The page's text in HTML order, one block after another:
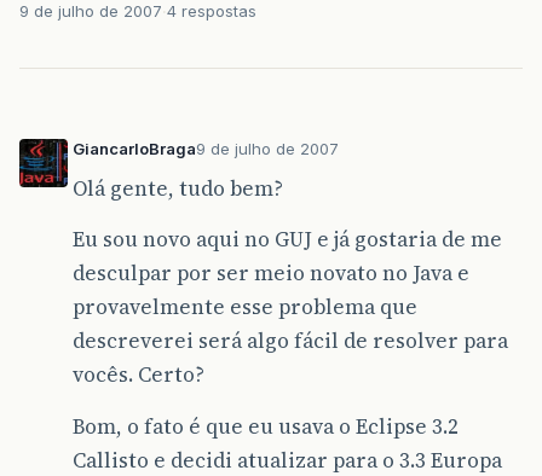
9 de julho de 2007 4 respostas
GiancarloBraga9 de julho de 2007
Olá gente, tudo bem?
Eu sou novo aqui no GUJ e já gostaria de me
desculpar por ser meio novato no Java e
provavelmente esse problema que
descreverei será algo fácil de resolver para
vocês. Certo?
Bom, o fato é que eu usava o Eclipse 3.2
Callisto e decidi atualizar para o 3.3 Europa